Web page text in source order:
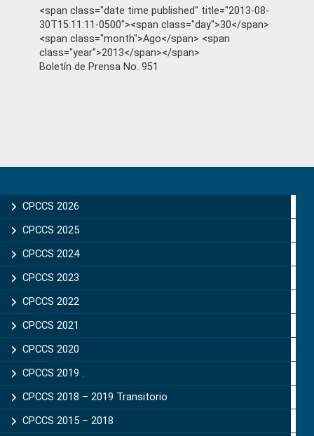
<span class="date time published" title="2013-08-
30T15:11:11-0500"><span class="day">30</span>
<span class="month">Ago</span> <span
class="year">2013</span></span>
Boletín de Prensa No. 951
Sidebar
CPCCS 2026
CPCCS 2025
CPCCS 2024
CPCCS 2023
CPCCS 2022
CPCCS 2021
CPCCS 2020
CPCCS 2019 .
CPCCS 2018 – 2019 Transitorio
CPCCS 2015 – 2018